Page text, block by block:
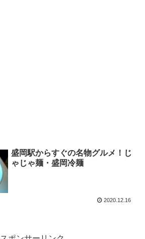
盛岡駅からすぐの名物グルメ！じ
ゃじゃ麺・盛岡冷麺
2020.12.16